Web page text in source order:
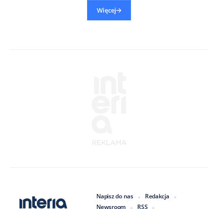
Więcej
Napisz do nas
Redakcja
Newsroom
RSS